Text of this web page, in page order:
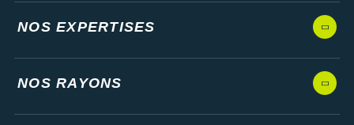
NOS EXPERTISES
NOS RAYONS